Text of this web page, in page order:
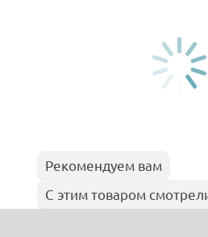
Рекомендуем вам
С этим товаром